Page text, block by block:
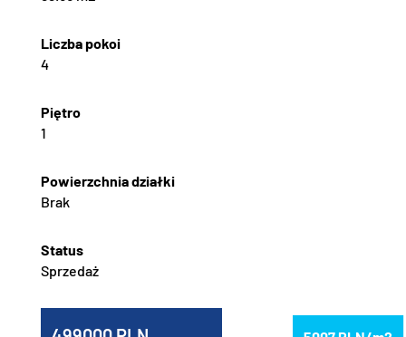
4
1
Brak
Sprzedaż